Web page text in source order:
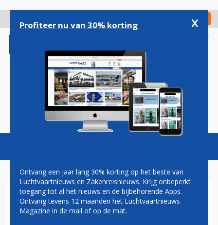
gaan
Check in
Magazine Podcasts Vacatures
EX-MARTINAIR-PILOTEN KLM
BROEDEN OP NIEUWE ACTIES
Profiteer nu van 30% korting x
Ontvang een jaar lang 30% korting op het beste van
Luchtvaartnieuws en Zakenreisnieuws. Krijg onbeperkt
toegang tot al het nieuws en de bijbehorende Apps.
Ontvang tevens 12 maanden het Luchtvaartnieuws
Magazine in de mail of op de mat.